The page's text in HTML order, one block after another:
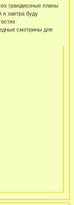
грандиозные планы
я завтра буду
смотрины для